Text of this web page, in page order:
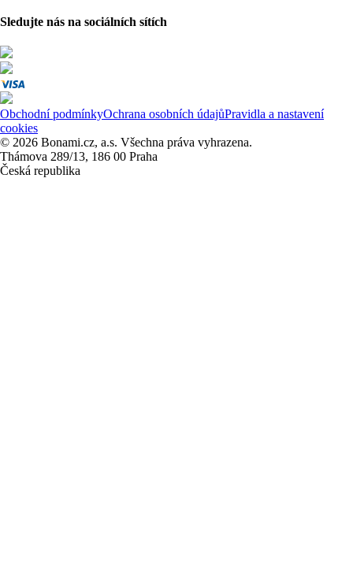
Sledujte nás na sociálních sítích
Obchodní podmínkyOchrana osobních údajůPravidla a nastavení
cookies
© 2026 Bonami.cz, a.s. Všechna práva vyhrazena.
Thámova 289/13, 186 00 Praha
Česká republika